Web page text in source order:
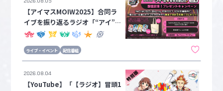
【アイマスMOIW2025】合同ラ
イブを振り返るラジオ「“アイ”の
キセキR@DIO vol.10」の配信を
たるプレゼントキャンペーンを開
催！
ライブ・イベント 配信番組
【YouTube】「【ラジオ】冒頭1
2026.08.04